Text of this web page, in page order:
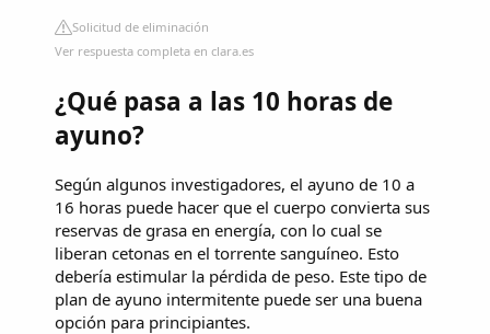
Solicitud de eliminación
Ver respuesta completa en clara.es
¿Qué pasa a las 10 horas de
ayuno?
Según algunos investigadores, el ayuno de 10 a
16 horas puede hacer que el cuerpo convierta sus
reservas de grasa en energía, con lo cual se
liberan cetonas en el torrente sanguíneo. Esto
debería estimular la pérdida de peso. Este tipo de
plan de ayuno intermitente puede ser una buena
opción para principiantes.